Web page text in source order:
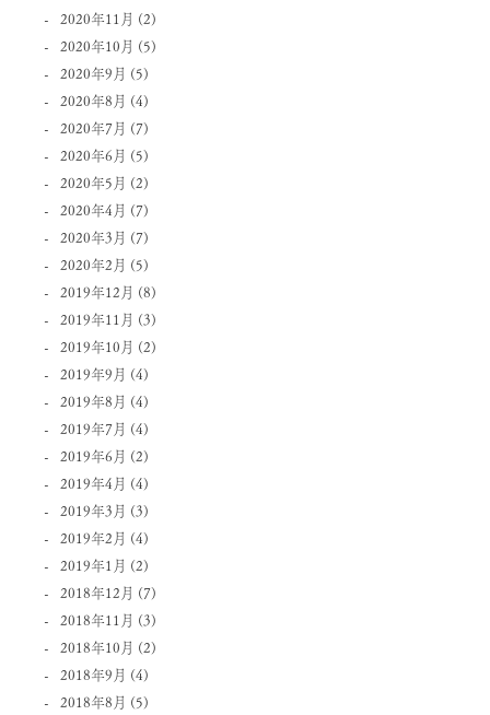
2020年11月 (2)
2020年10月 (5)
2020年9月 (5)
2020年8月 (4)
2020年7月 (7)
2020年6月 (5)
2020年5月 (2)
2020年4月 (7)
2020年3月 (7)
2020年2月 (5)
2019年12月 (8)
2019年11月 (3)
2019年10月 (2)
2019年9月 (4)
2019年8月 (4)
2019年7月 (4)
2019年6月 (2)
2019年4月 (4)
2019年3月 (3)
2019年2月 (4)
2019年1月 (2)
2018年12月 (7)
2018年11月 (3)
2018年10月 (2)
2018年9月 (4)
2018年8月 (5)